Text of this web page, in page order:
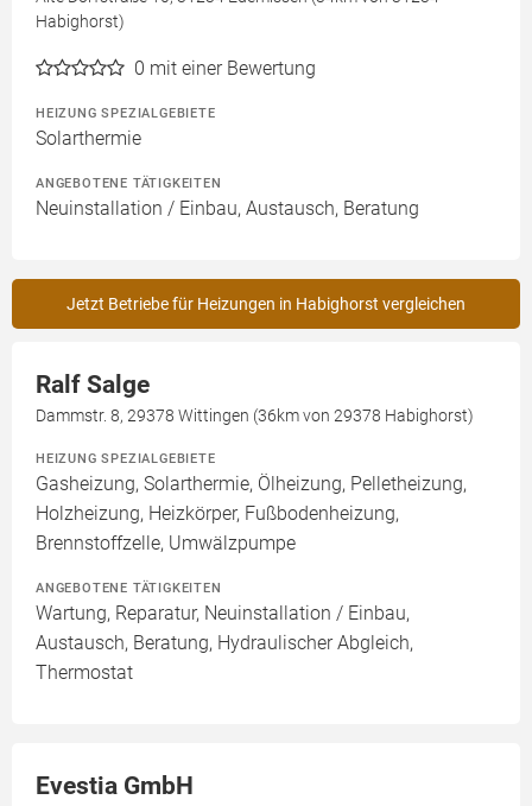
Habighorst)
0 mit einer Bewertung
HEIZUNG SPEZIALGEBIETE
Solarthermie
ANGEBOTENE TÄTIGKEITEN
Neuinstallation / Einbau, Austausch, Beratung
Jetzt Betriebe für Heizungen in Habighorst vergleichen
Ralf Salge
Dammstr. 8, 29378 Wittingen (36km von 29378 Habighorst)
HEIZUNG SPEZIALGEBIETE
Gasheizung, Solarthermie, Ölheizung, Pelletheizung,
Holzheizung, Heizkörper, Fußbodenheizung,
Brennstoffzelle, Umwälzpumpe
ANGEBOTENE TÄTIGKEITEN
Wartung, Reparatur, Neuinstallation / Einbau,
Austausch, Beratung, Hydraulischer Abgleich,
Thermostat
Evestia GmbH